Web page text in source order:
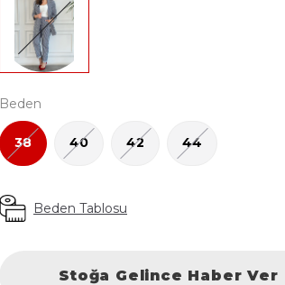
Beden
38 40 42 44
Beden Tablosu
Stoğa Gelince Haber Ver